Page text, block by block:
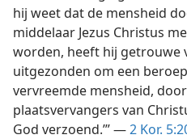
hij weet dat de mensheid
middelaar Jezus Christus
worden, heeft hij getrouwe
uitgezonden om een
vervreemde mensheid,
plaatsvervangers van
God verzoend.’” —2 Kor.